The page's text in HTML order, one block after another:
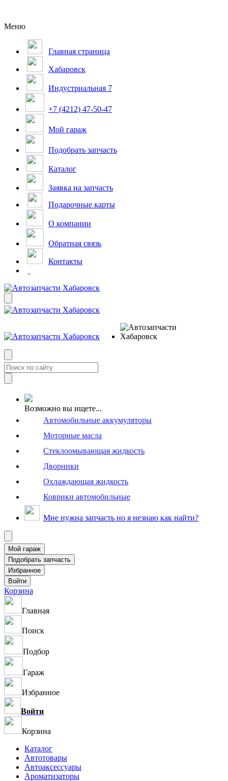
Меню
Главная страница
Хабаровск
Индустриальная 7
+7 (4212) 47-50-47
Мой гараж
Подобрать запчасть
Каталог
Заявка на запчасть
Подарочные карты
О компании
Обратная связь
Контакты
Возможно вы ищете...
Автомобильные аккумуляторы
Моторные масла
Стеклоомывающая жидкость
Дворники
Охлаждающая жидкость
Коврики автомобильные
Мне нужна запчасть но я незнаю как найти?
Корзина
Главная
Поиск
Подбор
Гараж
Избранное
Войти
Корзина
Каталог
Автотовары
Автоаксессуары
Ароматизаторы